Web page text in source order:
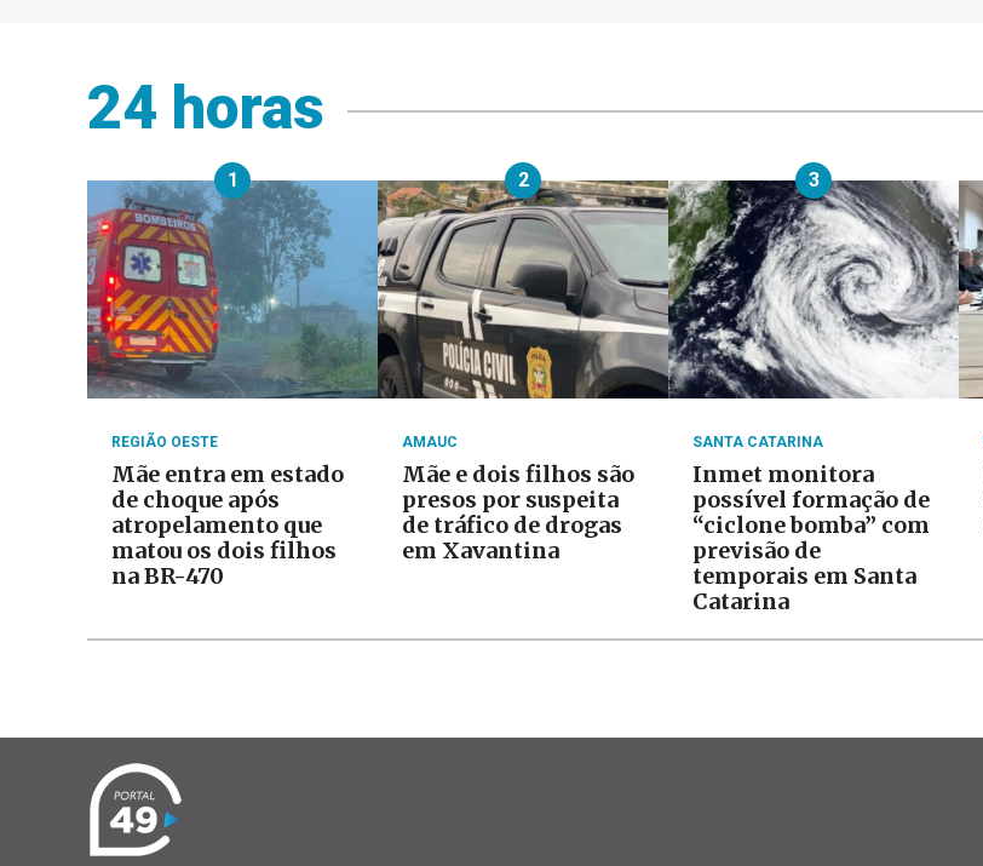
24 horas
1
REGIÃO OESTE
Mãe entra em estado
de choque após
atropelamento que
matou os dois filhos
na BR-470
2
AMAUC
Mãe e dois filhos são
presos por suspeita
de tráfico de drogas
em Xavantina
3
SANTA CATARINA
Inmet monitora
possível formação de
“ciclone bomba” com
previsão de
temporais em Santa
Catarina